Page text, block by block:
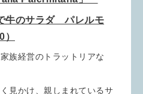
牛のサラダ パレルモ
族経営のトラットリアな
見かけ、親しまれているサ